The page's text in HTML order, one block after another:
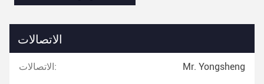
الاتصالات
الاتصالات: Mr. Yongsheng